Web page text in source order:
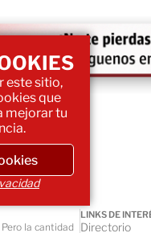
la cantidad
LINKS DE
Directorio
este sitio,
que
mejorar tu